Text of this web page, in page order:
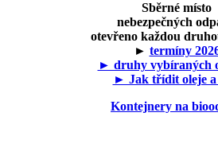
Sběrné místo
nebezpečných
otevřeno každou
► termíny
► druhy vybíraných
► Jak třídit oleje
Kontejnery na